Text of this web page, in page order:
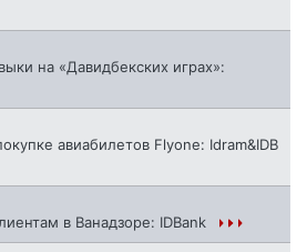
на «Давидбекских играх»:
авиабилетов Flyone: Idram&IDB
в Ванадзоре: IDBank